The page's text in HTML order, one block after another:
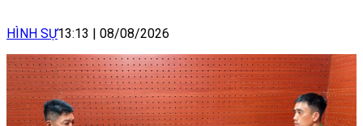
HÌNH SỰ13:13 | 08/08/2026